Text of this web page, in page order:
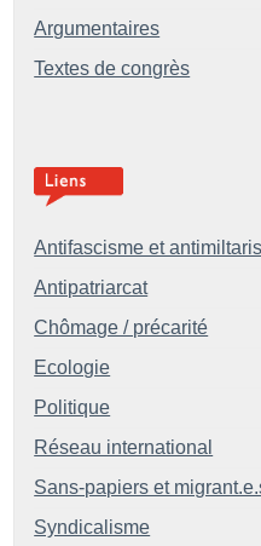
Argumentaires
Textes de congrès
Antifascisme et
Antipatriarcat
Chômage / précarité
Ecologie
Politique
Réseau international
Sans-papiers et
Syndicalisme